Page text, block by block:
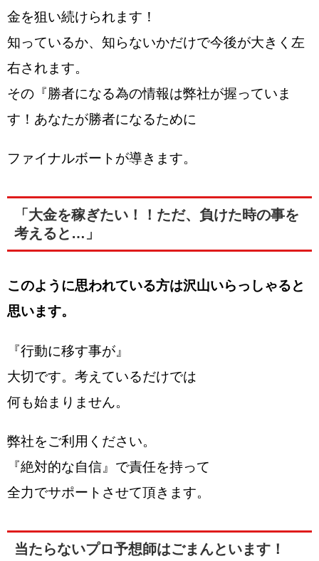
金を狙い続けられます！
知っているか、知らないかだけで今後が大きく左
右されます。
その『勝者になる為の情報は弊社が握っていま
す！あなたが勝者になるために
ファイナルボートが導きます。
「大金を稼ぎたい！！ただ、負けた時の事を
考えると…」
このように思われている方は沢山いらっしゃると
思います。
『行動に移す事が』
大切です。考えているだけでは
何も始まりません。
弊社をご利用ください。
『絶対的な自信』で責任を持って
全力でサポートさせて頂きます。
当たらないプロ予想師はごまんといます！